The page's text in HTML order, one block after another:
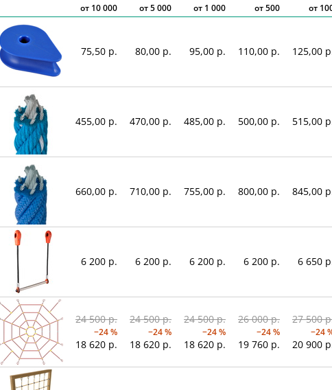
от 10 000 от5 000 от 1 000 от 500 от
75,50 р. 80,00 р. 95,00 р. 110,00 р. 125,00
455,00 р. 470,00 р. 485,00 р. 500,00 р. 515,00
660,00 р. 710,00 р. 755,00 р. 800,00 р. 845,00
6 200 р. 6 200 р. 6 200 р. 6 200 р. 6 650
24 500 р.
−24 %
18 620 р.
24 500 р.
−24 %
18 620 р.
24 500 р.
−24 %
18 620 р.
26 000 р.
−24 %
19 760 р.
27 500
−24
20 900